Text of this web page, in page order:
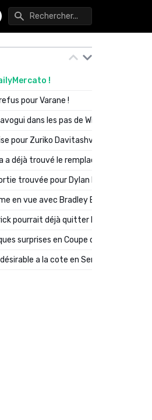
de thème
!
pour Varane !
dans les pas de Will Still ?
pour Zuriko Davitashvili
a déjà trouvé le remplaçant de Robinio
trouvée pour Dylan Batubinsika
en vue avec Bradley Barcola ?
pourrait déjà quitter Lyon en janvier
surprises en Coupe de France
a la cote en Serie A